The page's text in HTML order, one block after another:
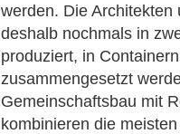
werden. Die
deshalb nochmals in
produziert, in
zusammengesetzt
Gemeinschaftsbau mit
kombinieren die